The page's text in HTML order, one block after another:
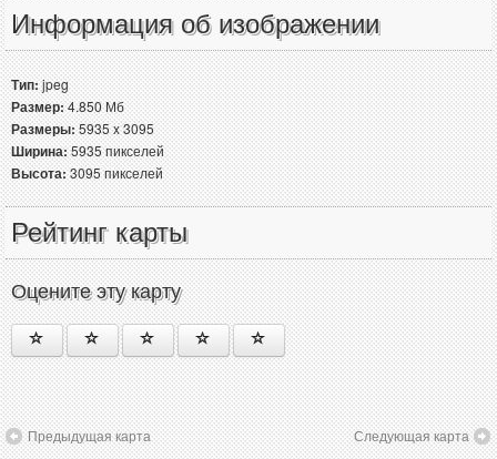
Информация об изображении
Тип:jpeg
Размер:4.850 Мб
Размеры:5935 x 3095
Ширина:5935 пикселей
Высота:3095 пикселей
Рейтинг карты
Оцените эту карту
Предыдущая карта Следующая карта